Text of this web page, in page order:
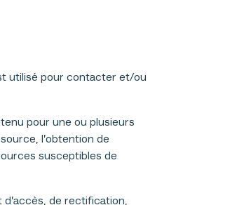
utilisé pour contacter et/ou
pour une ou plusieurs
l’obtention de
susceptibles de
d’accès, de rectification,